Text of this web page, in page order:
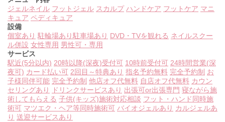
ジェルネイル フットジェル スカルプ ハンドケア フットケア マニ
キュア ペディキュア
設備
個室あり 駐輪場あり駐車場あり DVD・TVを観れる ネイルスクー
ル併設 女性専用 男性可・専用
サービス
駅近(5分以内) 20時以降(深夜)受付可 10時前受付可 24時間営業(深
夜可) カード払い可 2回目～特典あり 指名予約無料 完全予約制 お
子様同伴可能 完全予約制 他店オフ代無料 自店オフ代無料 カウン
セリングあり
ドリンクサービスあり 出張可or出張専門 寝ながら施
術してもらえる 子供(キッズ)施術対応相談 フット・ハンド同時施
術可 マツエク・ヘア等同時施術可 バイオジェルあり カルジェルあ
り 送迎サービスあり